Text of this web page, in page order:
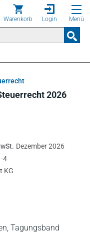
Warenkorb Login Menü
2026
Tagungsband
Dezember 2026
4
KG